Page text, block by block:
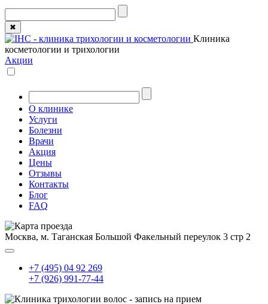
✖
Клиника
косметологии и трихологии
Акции
О клинике
Услуги
Болезни
Врачи
Акция
Цены
Отзывы
Контакты
Блог
FAQ
Москва, м. Таганская Большой Факельный переулок 3 стр 2
+7 (495) 04 92 269
+7 (926) 991-77-44